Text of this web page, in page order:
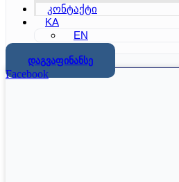
კონტაქტი
KA
EN
დაგვაფინანსე
Facebook